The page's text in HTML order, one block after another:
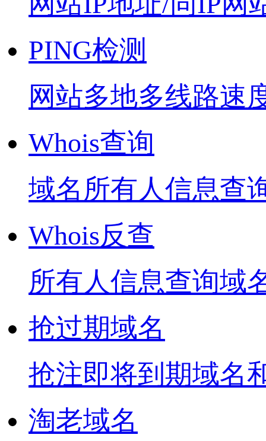
PING检测
网站多地多线路速
Whois查询
域名所有人信息查
Whois反查
所有人信息查询域
抢过期域名
抢注即将到期域名
淘老域名